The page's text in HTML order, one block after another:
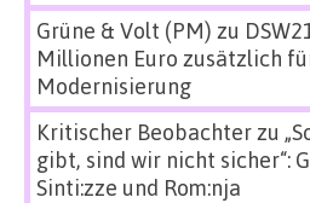
Grüne & Volt (PM) zu
Millionen Euro zusätzlich
Modernisierung
Kritischer Beobachterzu
gibt, sind wir nicht sicher“:
Sinti:zze und Rom:nja